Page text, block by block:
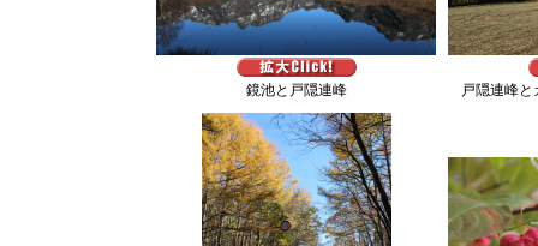
鏡池と戸隠連峰 戸隠連峰